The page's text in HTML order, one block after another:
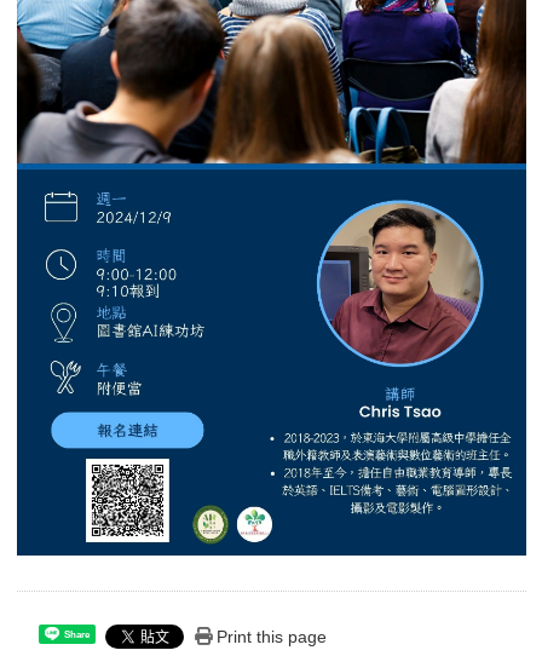
Share Print this page